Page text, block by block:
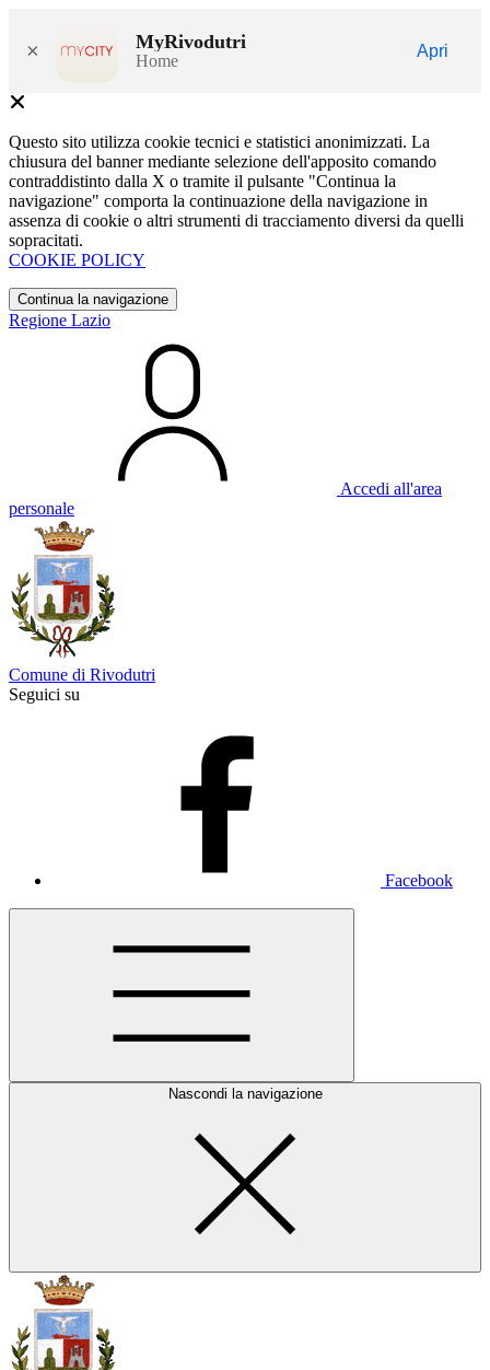
× MyRivodutri
Home
Apri
Questo sito utilizza cookie tecnici e statistici anonimizzati. La
chiusura del banner mediante selezione dell'apposito comando
contraddistinto dalla X o tramite il pulsante "Continua la
navigazione" comporta la continuazione della navigazione in
assenza di cookie o altri strumenti di tracciamento diversi da quelli
sopracitati.
COOKIE POLICY
Continua la navigazione
Regione Lazio
Accedi all'area
personale
Comune di Rivodutri
Seguici su
Facebook
Nascondi la navigazione